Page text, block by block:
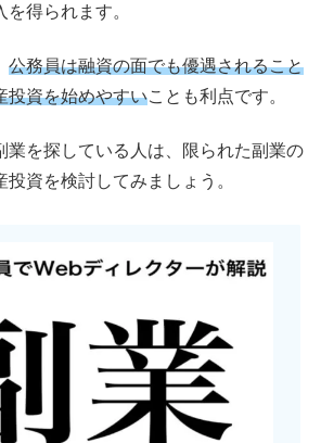
得られます。
公務員は融資の面でも優遇されること
投資を始めやすいことも利点です。
業を探している人は、限られた副業の
資を検討してみましょう。